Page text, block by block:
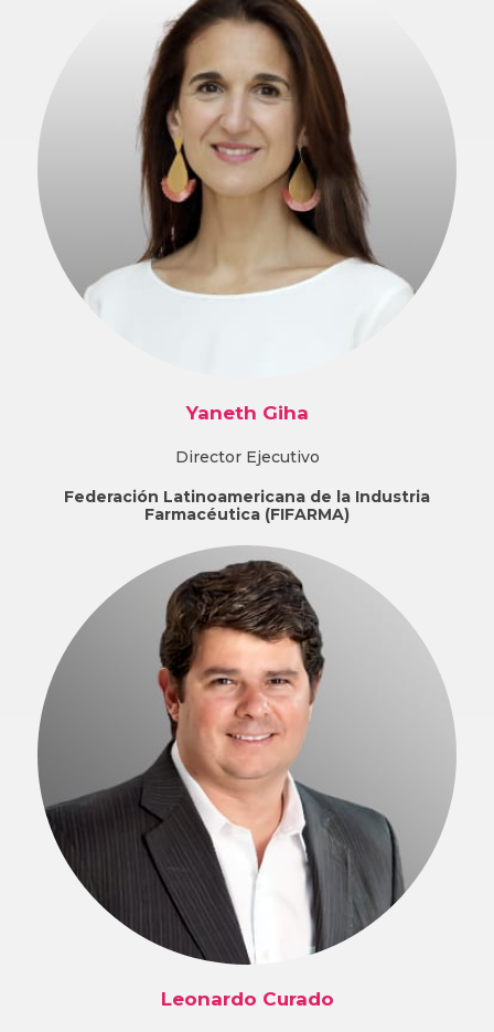
Yaneth Giha
Director Ejecutivo
Federación Latinoamericana de la Industria
Farmacéutica (FIFARMA)
Leonardo Curado